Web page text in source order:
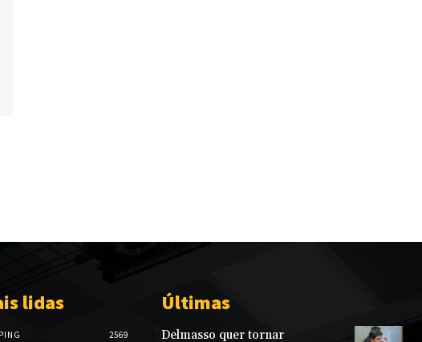
lidas
2569
Últimas
Delmasso quer tornar